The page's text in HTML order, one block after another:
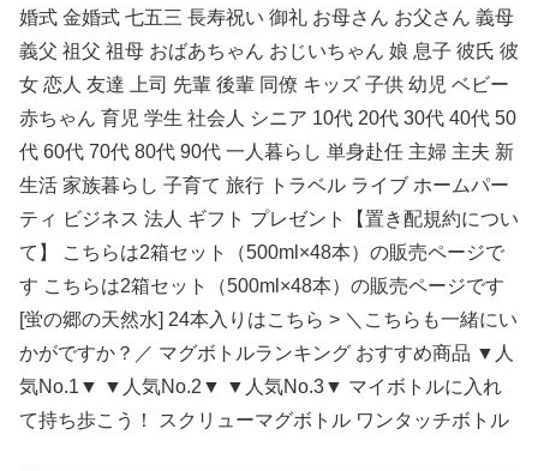
婚式 金婚式 七五三 長寿祝い 御礼 お母さん お父さん 義母
義父 祖父 祖母 おばあちゃん おじいちゃん 娘 息子 彼氏 彼
女 恋人 友達 上司 先輩 後輩 同僚 キッズ 子供 幼児 ベビー
赤ちゃん 育児 学生 社会人 シニア 10代 20代 30代 40代 50
代 60代 70代 80代 90代 一人暮らし 単身赴任 主婦 主夫 新
生活 家族暮らし 子育て 旅行 トラベル ライブ ホームパー
ティ ビジネス 法人 ギフト プレゼント【置き配規約につい
て】 こちらは2箱セット（500ml×48本）の販売ページで
す こちらは2箱セット（500ml×48本）の販売ページです
[蛍の郷の天然水] 24本入りはこちら > ＼こちらも一緒にい
かがですか？／ マグボトルランキング おすすめ商品 ▼人
気No.1▼ ▼人気No.2▼ ▼人気No.3▼ マイボトルに入れ
て持ち歩こう！ スクリューマグボトル ワンタッチボトル